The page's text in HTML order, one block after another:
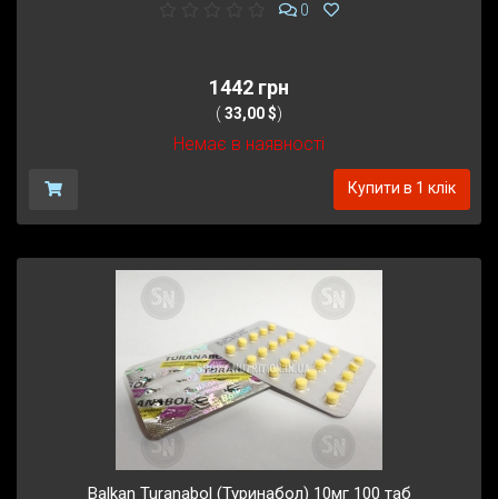
0
1442 грн
( 33,00 $)
Немає в наявності
Купити в 1 клік
Balkan Turanabol (Туринабол) 10мг 100 таб